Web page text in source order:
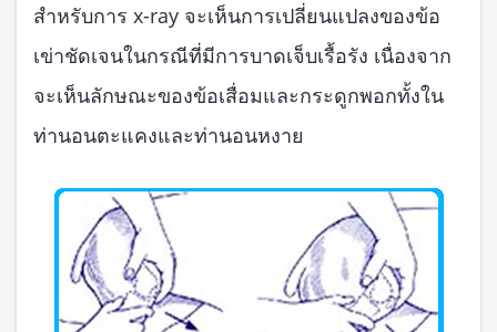
สำหรับการ x-ray จะเห็นการเปลี่ยนแปลงของข้อ
เข่าชัดเจนในกรณีที่มีการบาดเจ็บเรื้อรัง เนื่องจาก
จะเห็นลักษณะของข้อเสื่อมและกระดูกพอกทั้งใน
ท่านอนตะแคงและท่านอนหงาย